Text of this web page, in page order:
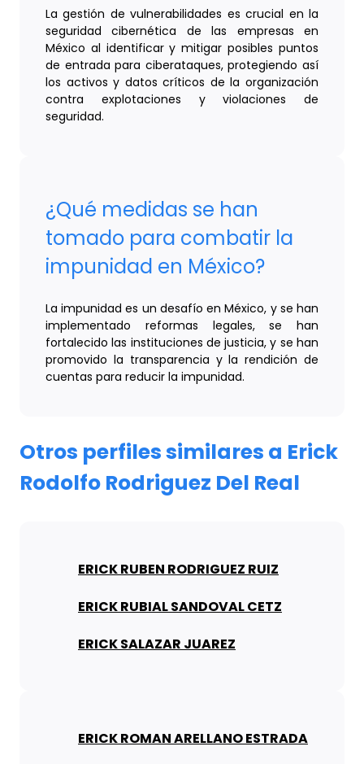
La gestión de vulnerabilidades es crucial en la
seguridad cibernética de las empresas en
México al identificar y mitigar posibles puntos
de entrada para ciberataques, protegiendo así
los activos y datos críticos de la organización
contra explotaciones y violaciones de
seguridad.
¿Qué medidas se han
tomado para combatir la
impunidad en México?
La impunidad es un desafío en México, y se han
implementado reformas legales, se han
fortalecido las instituciones de justicia, y se han
promovido la transparencia y la rendición de
cuentas para reducir la impunidad.
Otros perfiles similares a Erick
Rodolfo Rodriguez Del Real
ERICK RUBEN RODRIGUEZ RUIZ
ERICK RUBIAL SANDOVAL CETZ
ERICK SALAZAR JUAREZ
ERICK ROMAN ARELLANO ESTRADA